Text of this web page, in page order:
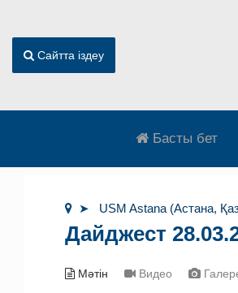
Сайтта іздеу
Басты бет
USM Astana (Астана,
Дайджест
Мәтін Видео